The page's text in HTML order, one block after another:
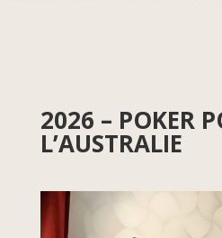
2026 – POKER
L’AUSTRALIE